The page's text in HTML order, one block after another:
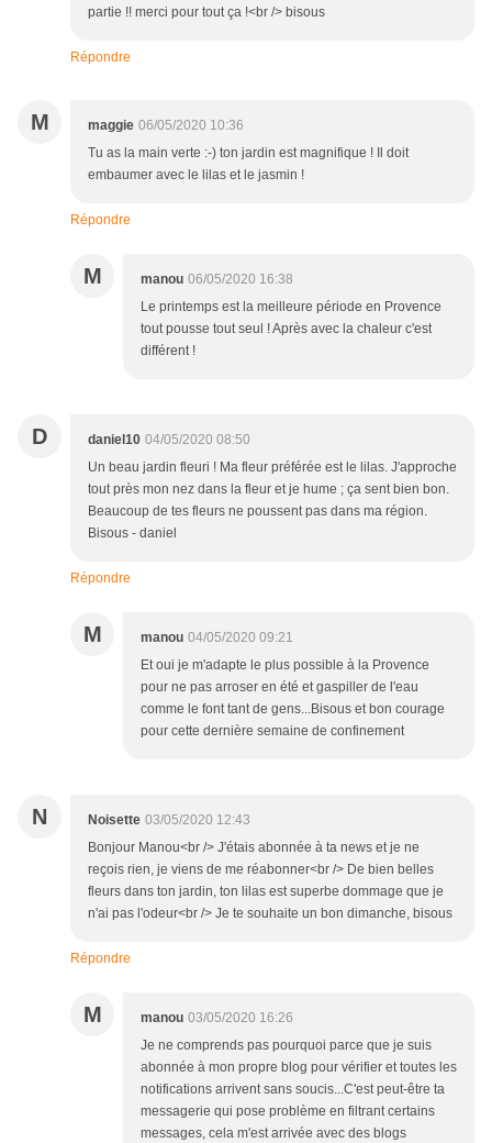
partie !! merci pour tout ça !<br /> bisous
Répondre
M maggie 06/05/2020 10:36
Tu as la main verte :-) ton jardin est magnifique ! Il doit
embaumer avec le lilas et le jasmin !
Répondre
M manou 06/05/2020 16:38
Le printemps est la meilleure période en Provence
tout pousse tout seul ! Après avec la chaleur c'est
différent !
D daniel10 04/05/2020 08:50
Un beau jardin fleuri ! Ma fleur préférée est le lilas. J'approche
tout près mon nez dans la fleur et je hume ; ça sent bien bon.
Beaucoup de tes fleurs ne poussent pas dans ma région.
Bisous - daniel
Répondre
M manou 04/05/2020 09:21
Et oui je m'adapte le plus possible à la Provence
pour ne pas arroser en été et gaspiller de l'eau
comme le font tant de gens...Bisous et bon courage
pour cette dernière semaine de confinement
N Noisette 03/05/2020 12:43
Bonjour Manou<br /> J'étais abonnée à ta news et je ne
reçois rien, je viens de me réabonner<br /> De bien belles
fleurs dans ton jardin, ton lilas est superbe dommage que je
n'ai pas l'odeur<br /> Je te souhaite un bon dimanche, bisous
Répondre
M manou 03/05/2020 16:26
Je ne comprends pas pourquoi parce que je suis
abonnée à mon propre blog pour vérifier et toutes les
notifications arrivent sans soucis...C'est peut-être ta
messagerie qui pose problème en filtrant certains
messages, cela m'est arrivée avec des blogs